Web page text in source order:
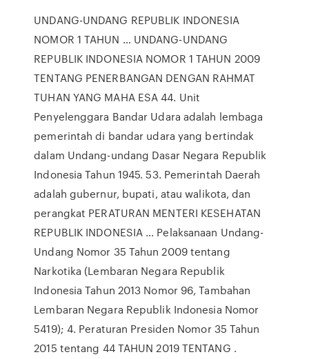
UNDANG-UNDANG REPUBLIK INDONESIA
NOMOR 1 TAHUN … UNDANG-UNDANG
REPUBLIK INDONESIA NOMOR 1 TAHUN 2009
TENTANG PENERBANGAN DENGAN RAHMAT
TUHAN YANG MAHA ESA 44. Unit
Penyelenggara Bandar Udara adalah lembaga
pemerintah di bandar udara yang bertindak
dalam Undang-undang Dasar Negara Republik
Indonesia Tahun 1945. 53. Pemerintah Daerah
adalah gubernur, bupati, atau walikota, dan
perangkat PERATURAN MENTERI KESEHATAN
REPUBLIK INDONESIA … Pelaksanaan Undang-
Undang Nomor 35 Tahun 2009 tentang
Narkotika (Lembaran Negara Republik
Indonesia Tahun 2013 Nomor 96, Tambahan
Lembaran Negara Republik Indonesia Nomor
5419); 4. Peraturan Presiden Nomor 35 Tahun
2015 tentang 44 TAHUN 2019 TENTANG .